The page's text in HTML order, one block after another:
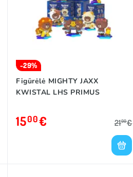
-29%
Figūrėlė MIGHTY JAXX
KWISTAL LHS PRIMUS
1500€ 2100€